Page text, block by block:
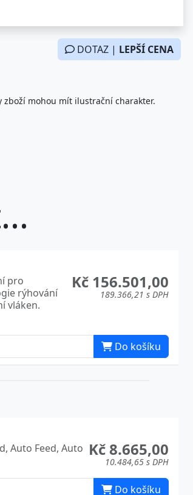
DOTAZ | LEPŠÍ CENA
mohou mít ilustrační charakter.
Kč 156.501,00
189.366,21 s DPH
pro
rýhování
vláken.
Do košíku
Kč 8.665,00
10.484,65 s DPH
Auto Feed, Auto
Do košíku